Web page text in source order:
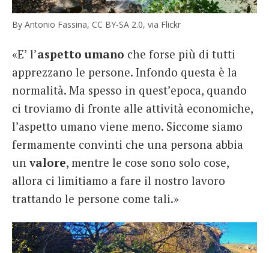
By Antonio Fassina, CC BY-SA 2.0, via Flickr
«E’ l’aspetto umano che forse più di tutti
apprezzano le persone. Infondo questa è la
normalità. Ma spesso in quest’epoca, quando
ci troviamo di fronte alle attività economiche,
l’aspetto umano viene meno. Siccome siamo
fermamente convinti che una persona abbia
unvalore, mentre le cose sono solo cose,
allora ci limitiamo a fare il nostro lavoro
trattando le persone come tali.»